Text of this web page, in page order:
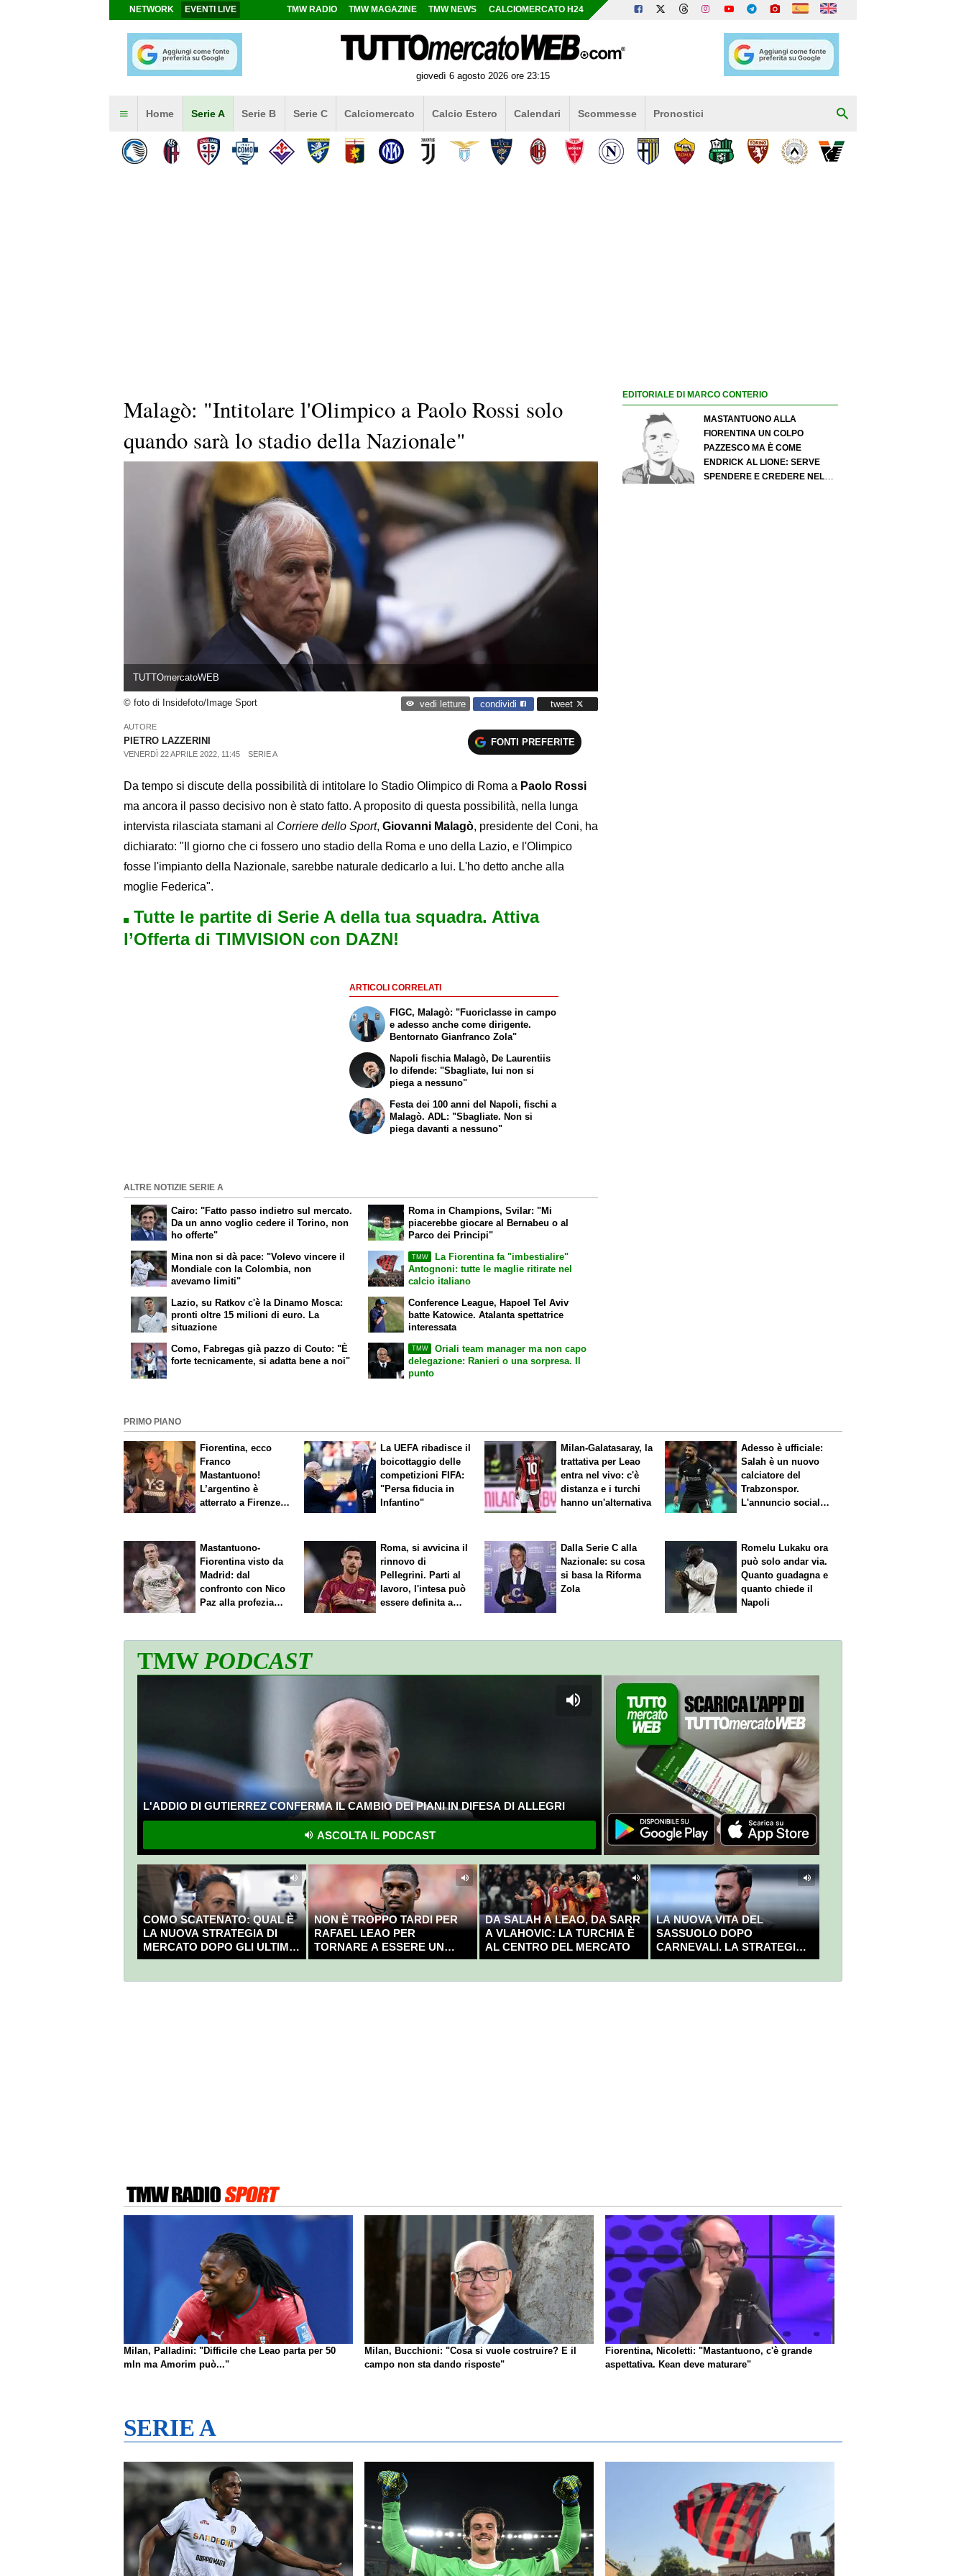
NETWORK EVENTI LIVE TMW RADIO TMW MAGAZINE TMW NEWS CALCIOMERCATO H24
giovedì 6 agosto 2026 ore 23:15
Home Serie A Serie B Serie C Calciomercato Calcio Estero Calendari Scommesse Pronostici
Malagò: "Intitolare l'Olimpico a Paolo Rossi solo
quando sarà lo stadio della Nazionale"
TUTTOmercatoWEB
© foto di Insidefoto/Image Sport vedi letture condividi tweet
AUTORE
PIETRO LAZZERINI
VENERDÌ 22 APRILE 2022, 11:45 SERIE A
FONTI PREFERITE
Da tempo si discute della possibilità di intitolare lo Stadio Olimpico di Roma a Paolo Rossi
ma ancora il passo decisivo non è stato fatto. A proposito di questa possibilità, nella lunga
intervista rilasciata stamani al Corriere dello Sport, Giovanni Malagò, presidente del Coni, ha
dichiarato: "Il giorno che ci fossero uno stadio della Roma e uno della Lazio, e l'Olimpico
fosse l'impianto della Nazionale, sarebbe naturale dedicarlo a lui. L'ho detto anche alla
moglie Federica".
Tutte le partite di Serie A della tua squadra. Attiva
l’Offerta di TIMVISION con DAZN!
ARTICOLI CORRELATI
FIGC, Malagò: "Fuoriclasse in campo
e adesso anche come dirigente.
Bentornato Gianfranco Zola"
Napoli fischia Malagò, De Laurentiis
lo difende: "Sbagliate, lui non si
piega a nessuno"
Festa dei 100 anni del Napoli, fischi a
Malagò. ADL: "Sbagliate. Non si
piega davanti a nessuno"
ALTRE NOTIZIE SERIE A
Cairo: "Fatto passo indietro sul mercato.
Da un anno voglio cedere il Torino, non
ho offerte"
Mina non si dà pace: "Volevo vincere il
Mondiale con la Colombia, non
avevamo limiti"
Roma in Champions, Svilar: "Mi
piacerebbe giocare al Bernabeu o al
Parco dei Principi"
TMW
La Fiorentina fa "imbestialire"
Antognoni: tutte le maglie ritirate nel
calcio italiano
Lazio, su Ratkov c'è la Dinamo Mosca:
pronti oltre 15 milioni di euro. La
situazione
Como, Fabregas già pazzo di Couto: "È
forte tecnicamente, si adatta bene a noi"
Conference League, Hapoel Tel Aviv
batte Katowice. Atalanta spettatrice
interessata
TMW
Oriali team manager ma non capo
delegazione: Ranieri o una sorpresa. Il
punto
EDITORIALE DI MARCO CONTERIO
MASTANTUONO ALLA
FIORENTINA UN COLPO
PAZZESCO MA È COME
ENDRICK AL LIONE: SERVE
SPENDERE E CREDERE NELLO
PRIMO PIANO
Fiorentina, ecco
Franco
Mastantuono!
L’argentino è
atterrato a Firenze,
La UEFA ribadisce il
boicottaggio delle
competizioni FIFA:
"Persa fiducia in
Infantino"
Milan-Galatasaray, la
trattativa per Leao
entra nel vivo: c'è
distanza e i turchi
hanno un'alternativa
Adesso è ufficiale:
Salah è un nuovo
calciatore del
Trabzonspor.
L'annuncio social
Mastantuono-
Fiorentina visto da
Madrid: dal
confronto con Nico
Paz alla profezia
Roma, si avvicina il
rinnovo di
Pellegrini. Parti al
lavoro, l'intesa può
essere definita a
Dalla Serie C alla
Nazionale: su cosa
si basa la Riforma
Zola
Romelu Lukaku ora
può solo andar via.
Quanto guadagna e
quanto chiede il
Napoli
TMWPODCAST
L'ADDIO DI GUTIERREZ CONFERMA IL CAMBIO DEI PIANI IN DIFESA DI ALLEGRI
ASCOLTA IL PODCAST
COMO SCATENATO: QUAL È
LA NUOVA STRATEGIA DI
MERCATO DOPO GLI ULTIMI
COLPI?
NON È TROPPO TARDI PER
RAFAEL LEAO PER
TORNARE A ESSERE UN
CAMPIONE
DA SALAH A LEAO, DA SARR
A VLAHOVIC: LA TURCHIA È
AL CENTRO DEL MERCATO
LA NUOVA VITA DEL
SASSUOLO DOPO
CARNEVALI. LA STRATEGIA È
GIÀ CHIARA E DECISA
Milan, Palladini: "Difficile che Leao parta per 50
mln ma Amorim può..."
Milan, Bucchioni: "Cosa si vuole costruire? E il
campo non sta dando risposte"
Fiorentina, Nicoletti: "Mastantuono, c'è grande
aspettativa. Kean deve maturare"
SERIE A